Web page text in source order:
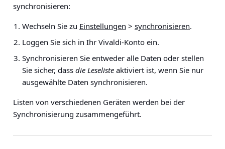
synchronisieren:
Wechseln Sie zu Einstellungen > synchronisieren.
Loggen Sie sich in Ihr Vivaldi-Konto ein.
Synchronisieren Sie entweder alle Daten oder stellen
Sie sicher, dass die Leseliste aktiviert ist, wenn Sie nur
ausgewählte Daten synchronisieren.
Listen von verschiedenen Geräten werden bei der
Synchronisierung zusammengeführt.